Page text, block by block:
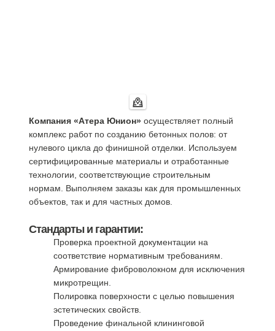
Компания «Атера Юнион»осуществляет полный
комплекс работ по созданию бетонных полов: от
нулевого цикла до финишной отделки. Используем
сертифицированные материалы и отработанные
технологии, соответствующие строительным
нормам. Выполняем заказы как для промышленных
объектов, так и для частных домов.
Стандарты и гарантии:
Проверка проектной документации на
соответствие нормативным требованиям.
Армирование фиброволокном для исключения
микротрещин.
Полировка поверхности с целью повышения
эстетических свойств.
Проведение финальной клининговой